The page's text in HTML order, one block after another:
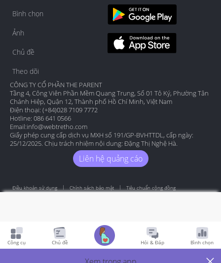
Bình chọn
Ảnh
Chủ đề
Theo dõi
CÔNG TY CỔ PHẦN THE PARENT
Tầng 4, Công Viên Phần Mềm Quang Trung, Số 01 Tô Ký, Phường Tân
Chánh Hiệp, Quận 12, Thành phố Hồ Chí Minh, Việt Nam
Điện thoại: (+84)028 7109 7772
Hotline: 086 641 0566
Email:info@webtretho.com
Giấy phép cung cấp dịch vụ MXH số 191/GP-BVHTTDL, cấp ngày:
25/12/2025. Chịu trách nhiệm nội dung: Đặng Thị Nghệ Hà.
Liên hệ quảng cáo
Điều khoản sử dụng Chính sách bảo mật Tiêu chuẩn cộng đồng
Công cụ Chủ đề Hỏi & Đáp Bình chọn